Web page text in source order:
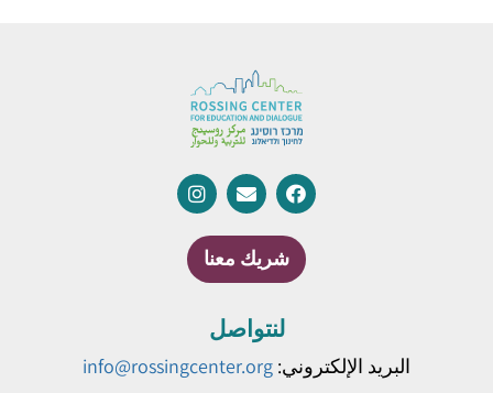
شريك معنا
لنتواصل
البريد الإلكتروني: info@rossingcenter.org